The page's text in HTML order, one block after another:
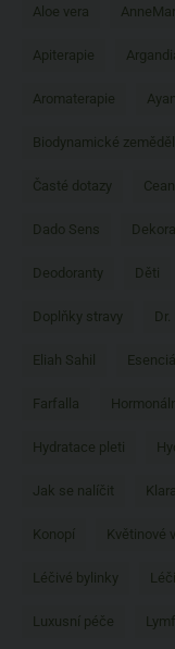
Aloe vera
Apiterapie
Aromaterapie Ayan
Biodynamické
Časté dotazy
Dado Sens
Deodoranty Děti
Doplňky stravy
Eliah Sahil
Farfalla
Hydratace pleti
Jak se nalíčit
Konopí Květinové
Léčivé bylinky
Luxusní péče